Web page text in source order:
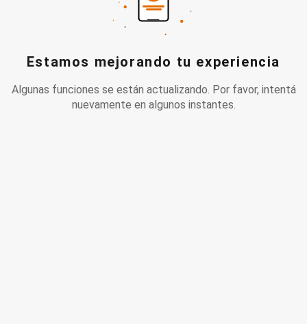
Estamos mejorando tu experiencia
Algunas funciones se están actualizando. Por favor, intentá
nuevamente en algunos instantes.